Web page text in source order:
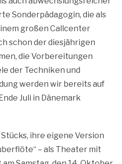
Sonderpädagogin, die als
großen Callcenter
schon der diesjährigen
die Vorbereitungen
der Techniken und
werden wir bereits auf
Juli in Dänemark
ihre eigene Version
– als Theater mit